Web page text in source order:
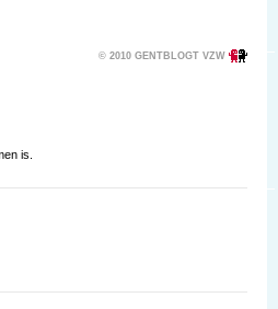
© 2010 GENTBLOGT VZW
is.